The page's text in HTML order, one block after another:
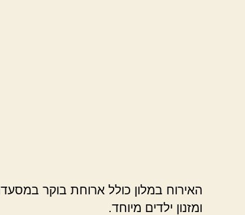
האירוח במלון כולל ארוחת בוקר
ומזנון ילדים מיוחד.